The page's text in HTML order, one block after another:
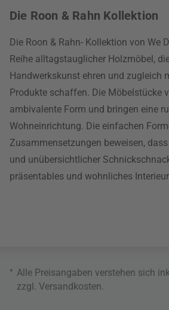
Die Roon & Rahn Kollektion
Die Roon & Rahn- Kollektion von We
Reihe alltagstauglicher Holzmöbel,
Handwerkskunst ehren und zugleich
Produkte schaffen. Die Möbelstücke
ambivalente Form und bringen eine
Wohneinrichtung. Die einfachen
Zusammensetzungen beweisen,
und unübersichtlicher
präsentables und wohnliches
* Alle Preisangaben verstehen sich
zzgl. Versandkosten.